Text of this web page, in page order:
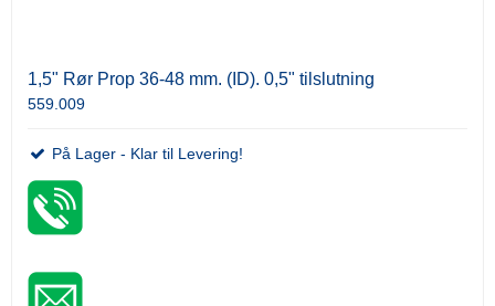
1,5" Rør Prop 36-48 mm. (ID). 0,5" tilslutning
559.009
På Lager - Klar til Levering!